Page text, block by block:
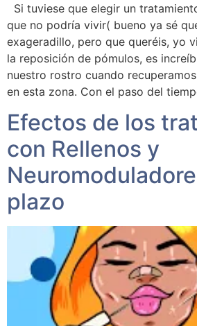
Si tuviese que elegir un
que no podría vivir( bueno ya sé
exageradillo, pero que queréis, yo
la reposición de pómulos, es
nuestro rostro cuando
en esta zona. Con el paso del
Efectos de los
con Rellenos y
plazo